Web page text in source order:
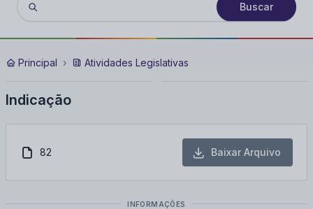
Buscar
Principal Atividades Legislativas
Indicação
82 Baixar Arquivo
INFORMAÇÕES